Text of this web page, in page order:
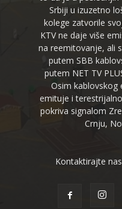
Srbiji u izuzetno
kolege zatvorile
KTV ne daje više
na reemitovanje, ali
putem SBB
putem NET TV
Osim kablovskog
emituje i
pokriva signalom
Crnju,
Kontaktirajte